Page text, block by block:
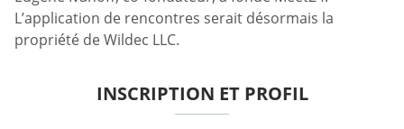
L’application de rencontres serait désormais la
propriété de Wildec LLC.
INSCRIPTION ET PROFIL